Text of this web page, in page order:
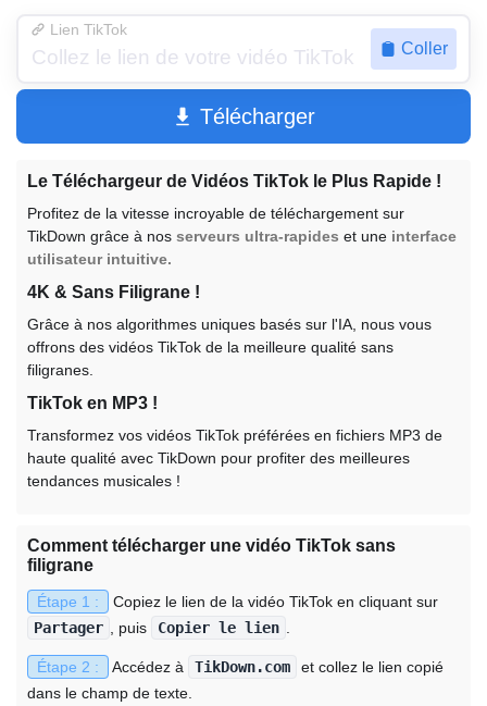
Lien TikTok
Coller
Télécharger
Le Téléchargeur de Vidéos TikTok le Plus Rapide !
Profitez de la vitesse incroyable de téléchargement sur
TikDown grâce à nos serveurs ultra-rapides et une interface
utilisateur intuitive.
4K & Sans Filigrane !
Grâce à nos algorithmes uniques basés sur l'IA, nous vous
offrons des vidéos TikTok de la meilleure qualité sans
filigranes.
TikTok en MP3 !
Transformez vos vidéos TikTok préférées en fichiers MP3 de
haute qualité avec TikDown pour profiter des meilleures
tendances musicales !
Comment télécharger une vidéo TikTok sans
filigrane
Étape 1 :
Copiez le lien de la vidéo TikTok en cliquant sur
Partager
, puis Copier le lien
Étape 2 : Accédez à TikDown.com
et collez le lien copié
dans le champ de texte.